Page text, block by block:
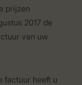
prijzen
2017 de
van uw
factuur heeft u